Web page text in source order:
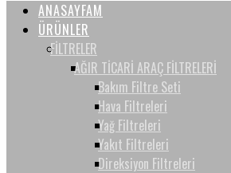
ANASAYFAM
ÜRÜNLER
FİLTRELER
AĞIR TİCARİ ARAÇ FİLTRELERİ
Bakım Filtre Seti
Hava Filtreleri
Yağ Filtreleri
Yakıt Filtreleri
Direksiyon Filtreleri